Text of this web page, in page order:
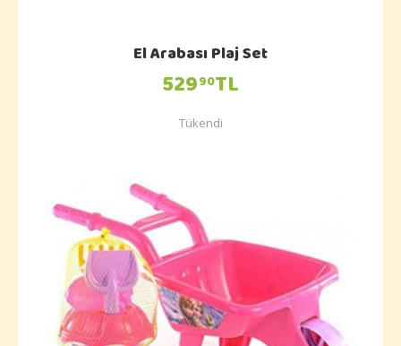
El Arabası Plaj Set
52990TL
Tükendi